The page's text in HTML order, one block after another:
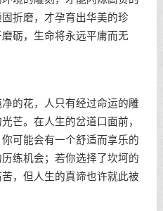
折磨，才孕育出华美的珍
砺，生命将永远平庸而无
的花，人只有经过命运的雕
芒。在人生的岔道口面前，
可能会有一个舒适而享乐的
练机会；若你选择了坎坷的
，但人生的真谛也许就此被